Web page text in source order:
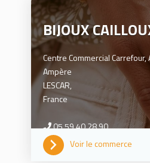
BIJOUX
Centre Commercial
Ampère
LESCAR,
France
05.59.40.28.90
Voir le commerce